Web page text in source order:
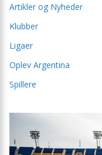
Artikler og Nyheder
Klubber
Ligaer
Oplev Argentina
Spillere